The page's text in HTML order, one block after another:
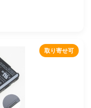
取り寄せ可